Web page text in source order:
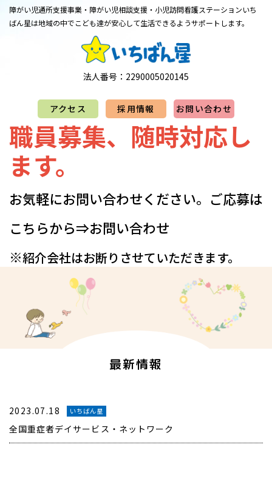
障がい児通所支援事業・障がい児相談支援・小児訪問看護ステーション​​​​​​​いち
ばん星は地域の中でこども達が安心して生活できるようサポートします。
法人番号：2290005020145
アクセス 採用情報 お問い合わせ
職員募集、随時対応し
ます。
お気軽にお問い合わせください。​​​​​​​​​ご応募は
こちらから⇒お問い合わせ
※紹介会社はお断りさせていただきます。
最新情報
2023.07.18 いちばん星
全国重症者デイサービス・ネットワーク